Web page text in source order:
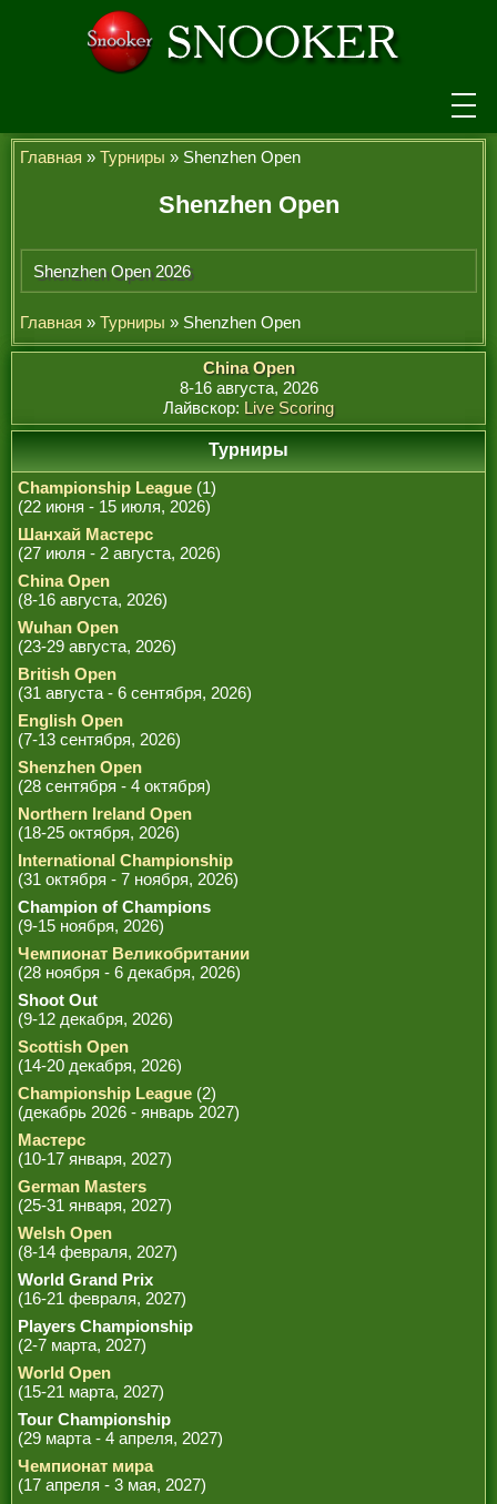
НОВОСТИ
ТУРНИРЫ
СЕНЧУРИ БРЕЙКИ
МАКСИМАЛЬНЫЕ БРЕЙКИ
ЧЕМПИОНЫ МИРА
ЛЕГЕНДЫ СНУКЕРА
РЕФЕРИ
Главная » Турниры » Shenzhen Open
Shenzhen Open
Shenzhen Open 2026
Главная » Турниры » Shenzhen Open
China Open
8-16 августа, 2026
Лайвскор: Live Scoring
Турниры
Championship League (1)
(22 июня - 15 июля, 2026)
Шанхай Мастерс
(27 июля - 2 августа, 2026)
China Open
(8-16 августа, 2026)
Wuhan Open
(23-29 августа, 2026)
British Open
(31 августа - 6 сентября, 2026)
English Open
(7-13 сентября, 2026)
Shenzhen Open
(28 сентября - 4 октября)
Northern Ireland Open
(18-25 октября, 2026)
International Championship
(31 октября - 7 ноября, 2026)
Champion of Champions
(9-15 ноября, 2026)
Чемпионат Великобритании
(28 ноября - 6 декабря, 2026)
Shoot Out
(9-12 декабря, 2026)
Scottish Open
(14-20 декабря, 2026)
Championship League (2)
(декабрь 2026 - январь 2027)
Мастерс
(10-17 января, 2027)
German Masters
(25-31 января, 2027)
Welsh Open
(8-14 февраля, 2027)
World Grand Prix
(16-21 февраля, 2027)
Players Championship
(2-7 марта, 2027)
World Open
(15-21 марта, 2027)
Tour Championship
(29 марта - 4 апреля, 2027)
Чемпионат мира
(17 апреля - 3 мая, 2027)